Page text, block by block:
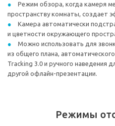
Режим обзора, когда камеря
пространству комнаты, создает
Камера автоматически
и цветности окружающего
Можно использовать для
из общего плана,
Tracking 3.0 и ручного наведения
другой офлайн-презентации.
Режимы